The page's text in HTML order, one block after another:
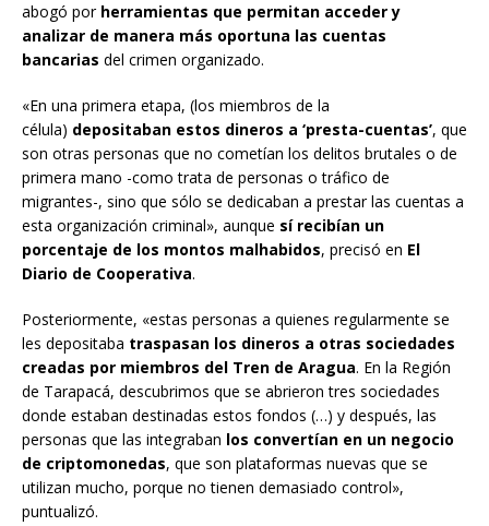
abogó por herramientas que permitan acceder y
analizar de manera más oportuna las cuentas
bancarias del crimen organizado.
«En una primera etapa, (los miembros de la
célula) depositaban estos dineros a ‘presta-cuentas’, que
son otras personas que no cometían los delitos brutales o de
primera mano -como trata de personas o tráfico de
migrantes-, sino que sólo se dedicaban a prestar las cuentas a
esta organización criminal», aunque sí recibían un
porcentaje de los montos malhabidos, precisó en El
Diario de Cooperativa.
Posteriormente, «estas personas a quienes regularmente se
les depositaba traspasan los dineros a otras sociedades
creadas por miembros del Tren de Aragua. En la Región
de Tarapacá, descubrimos que se abrieron tres sociedades
donde estaban destinadas estos fondos (…) y después, las
personas que las integraban los convertían en un negocio
de criptomonedas, que son plataformas nuevas que se
utilizan mucho, porque no tienen demasiado control»,
puntualizó.